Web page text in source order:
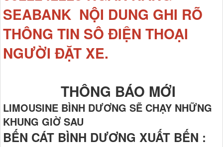
SEABANK NỘI DUNG GHI RÕ
THÔNG TIN SÔ ĐIỆN THOẠI
NGƯỜI ĐẶT XE.
THÔNG BÁO MỚI
LIMOUSINE BÌNH DƯƠNG SẼ CHẠY NHỮNG
KHUNG GIỜ SAU
BẾN CÁT BÌNH DƯƠNG XUẤT BẾN :